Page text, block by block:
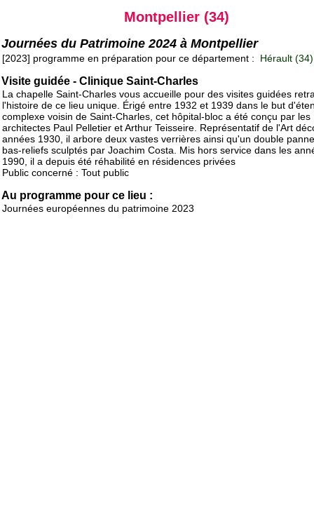
Montpellier (34)
Journées du Patrimoine 2024 à Montpellier
[2023] programme en préparation pour ce département : Hérault (34)
Visite guidée - Clinique Saint-Charles
La chapelle Saint-Charles vous accueille pour des visites guidées
l'histoire de ce lieu unique. Érigé entre 1932 et 1939 dans le but
complexe voisin de Saint-Charles, cet hôpital-bloc a été conçu par les
architectes Paul Pelletier et Arthur Teisseire. Représentatif de l'Art
années 1930, il arbore deux vastes verrières ainsi qu'un double
bas-reliefs sculptés par Joachim Costa. Mis hors service dans les
1990, il a depuis été réhabilité en résidences privées
Public concerné : Tout public
Au programme pour ce lieu :
Journées européennes du patrimoine 2023